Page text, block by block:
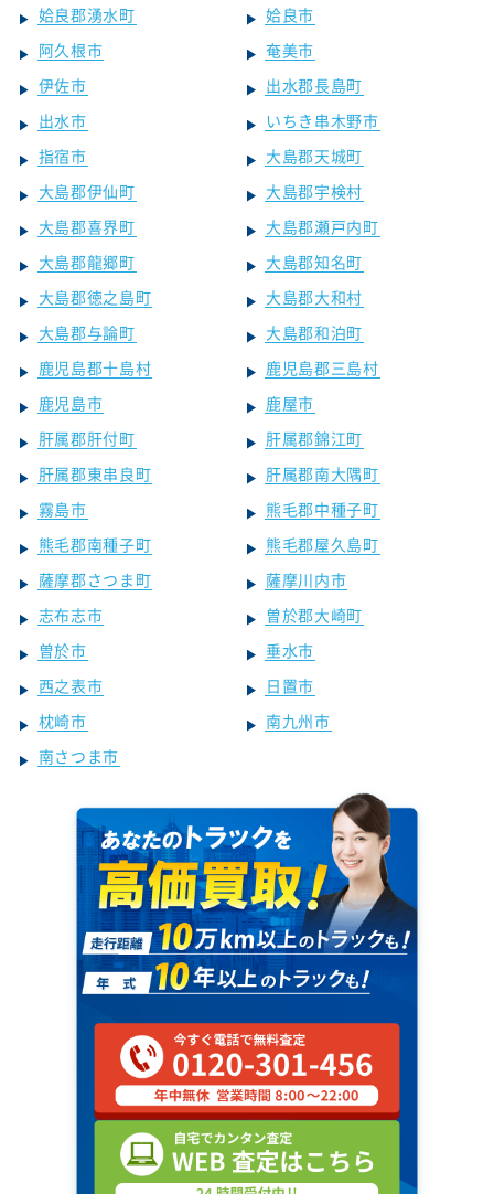
姶良郡湧水町
姶良市
阿久根市
奄美市
伊佐市
出水郡長島町
出水市
いちき串木野市
指宿市
大島郡天城町
大島郡伊仙町
大島郡宇検村
大島郡喜界町
大島郡瀬戸内町
大島郡龍郷町
大島郡知名町
大島郡徳之島町
大島郡大和村
大島郡与論町
大島郡和泊町
鹿児島郡十島村
鹿児島郡三島村
鹿児島市
鹿屋市
肝属郡肝付町
肝属郡錦江町
肝属郡東串良町
肝属郡南大隅町
霧島市
熊毛郡中種子町
熊毛郡南種子町
熊毛郡屋久島町
薩摩郡さつま町
薩摩川内市
志布志市
曽於郡大崎町
曽於市
垂水市
西之表市
日置市
枕崎市
南九州市
南さつま市